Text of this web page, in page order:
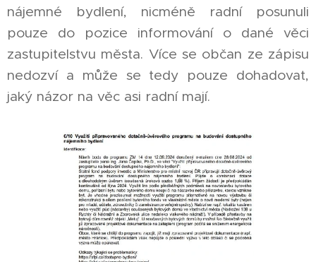
nájemné bydlení, nicméně radní posunuli
pouze do pozice informování o dané věci
zastupitelstvu města. Více se občan ze zápisu
nedozví a může se tedy pouze dohadovat,
jaký názor na věc asi radní mají.